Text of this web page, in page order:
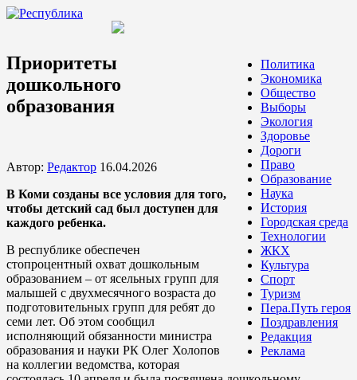
Политика
Экономика
Общество
Выборы
Экология
Здоровье
Дороги
Право
Образование
Наука
История
Городская среда
Технологии
ЖКХ
Культура
Спорт
Туризм
Пера.Путь героя
Поздравления
Редакция
Реклама
Приоритеты
дошкольного
образования
Автор: Редактор 16.04.2026
В Коми созданы все условия для того,
чтобы детский сад был доступен для
каждого ребенка.
В республике обеспечен
стопроцентный охват дошкольным
образованием – от ясельных групп для
малышей с двухмесячного возраста до
подготовительных групп для ребят до
семи лет. Об этом сообщил
исполняющий обязанности министра
образования и науки РК Олег Холопов
на коллегии ведомства, которая